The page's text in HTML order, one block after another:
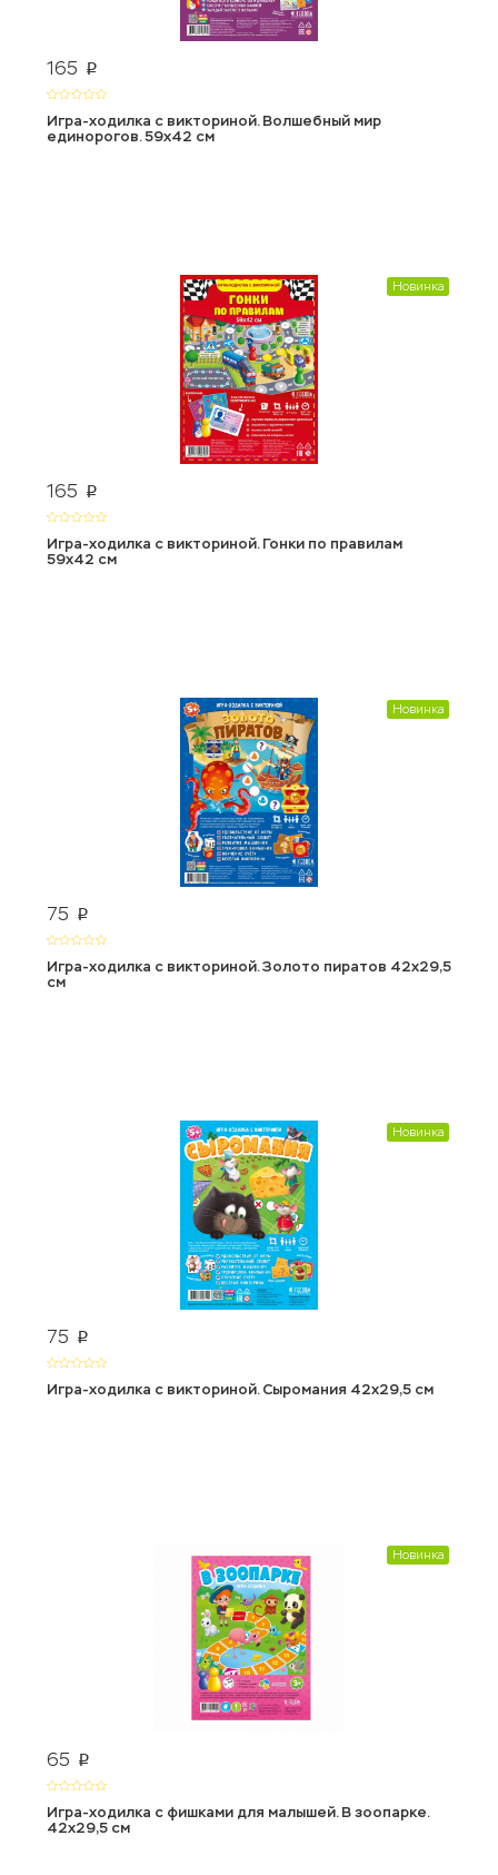
165 p
Игра-ходилка с викториной. Волшебный мир
единорогов. 59х42 см
Новинка
165 p
Игра-ходилка с викториной. Гонки по правилам
59х42 см
Новинка
75 p
Игра-ходилка с викториной. Золото пиратов 42x29,5
см
Новинка
75 p
Игра-ходилка с викториной. Сыромания 42x29,5 см
Новинка
65 p
Игра-ходилка с фишками для малышей. В зоопарке.
42x29,5 см